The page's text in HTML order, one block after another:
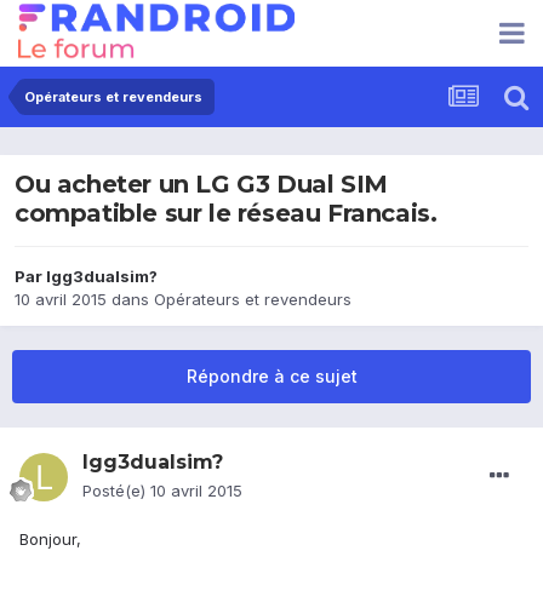
Opérateurs et revendeurs
Ou acheter un LG G3 Dual SIM
compatible sur le réseau Francais.
Par lgg3dualsim?
10 avril 2015 dans Opérateurs et revendeurs
Répondre à ce sujet
lgg3dualsim?
Posté(e) 10 avril 2015
Bonjour,